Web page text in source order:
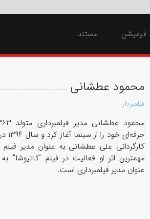
انیمیشن مستند
محمود عطشانی
فیلمبردار
کارگردانی علی عطشانی به عنوان مدیر
مهمترین اثر او فعالیت در فیلم "کاتیوشا"
عنوان مدیر فیلمبرداری است.